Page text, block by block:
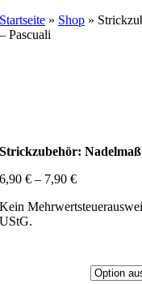
Startseite » Shop »
– Pascuali
Strickzubehör:
6,90€ – 7,90€
Kein
UStG.